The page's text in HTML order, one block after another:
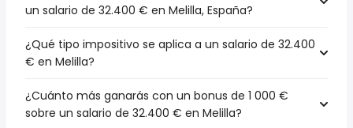
un salario de 32.400 € en Melilla, España?
¿Qué tipo impositivo se aplica a un salario de 32.400
€ en Melilla?
¿Cuánto más ganarás con un bonus de 1 000 €
sobre un salario de 32.400 € en Melilla?